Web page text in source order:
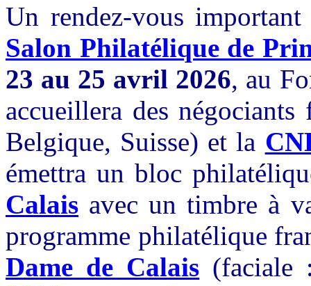
Un rendez-vous
Salon Philatélique de
23 au 25 avril 2026, au
accueillera des
Belgique, Suisse) et la
émettra un bloc
Calais avec un timbre à
programme philatélique
Dame de Calais (faciale